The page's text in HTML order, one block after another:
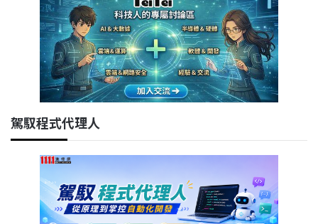
駕馭程式代理人